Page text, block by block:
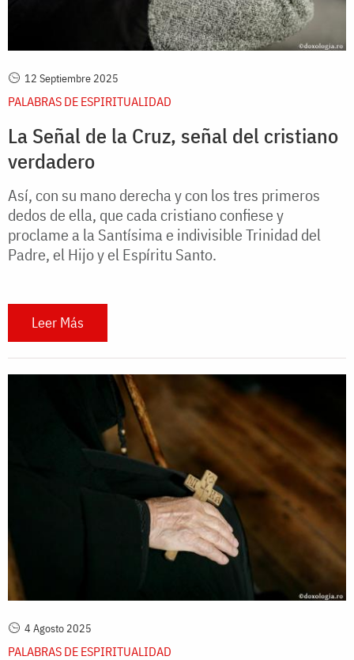
12 Septiembre 2025
PALABRAS DE ESPIRITUALIDAD
La Señal de la Cruz, señal del cristiano
verdadero
Así, con su mano derecha y con los tres primeros
dedos de ella, que cada cristiano confiese y
proclame a la Santísima e indivisible Trinidad del
Padre, el Hijo y el Espíritu Santo.
Leer Más
4 Agosto 2025
PALABRAS DE ESPIRITUALIDAD